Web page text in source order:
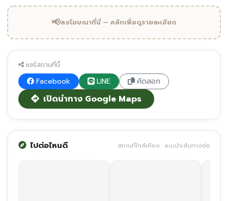
📢ลงโฆษณาที่นี่ — คลิกเพื่อดูรายละเอียด
แชร์สถานที่นี้
Facebook LINE คัดลอก
เปิดนำทาง Google Maps
ไปต่อไหนดี สถานที่ใกล้เคียง · แนะนำเส้นทางต่อ